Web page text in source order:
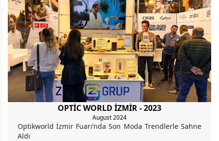
OPTİC WORLD İZMİR - 2023
August 2024
Optikworld İzmir Fuarı’nda Son Moda Trendlerle Sahne
Aldı